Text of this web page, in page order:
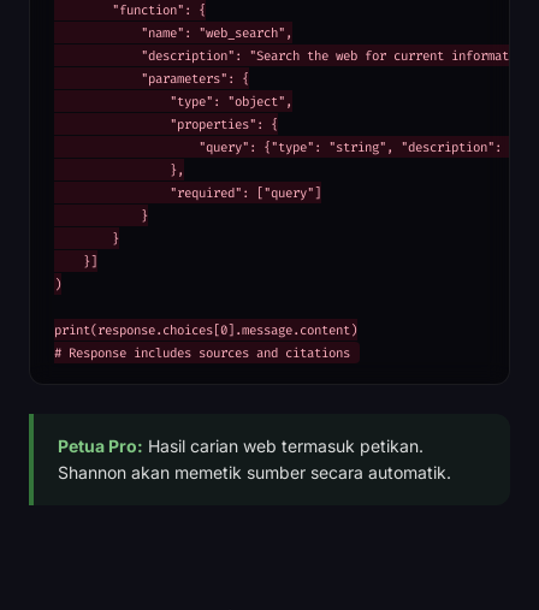
        "function": {
            "name": "web_search",
"description": "Search the web for current
            "parameters": {
                "type": "object",
                "properties": {
"query": {"type": "string", "description":
                },
                "required": ["query"]
            }
        }
    }]
)
print(response.choices[0].message.content)
# Response includes sources and citations
Petua Pro: Hasil carian web termasuk petikan.
Shannon akan memetik sumber secara automatik.